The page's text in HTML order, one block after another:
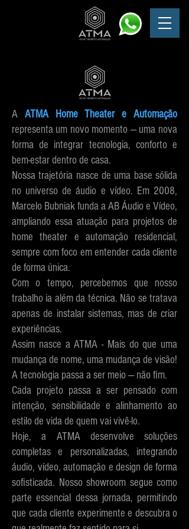
A ATMA Home Theater e Automação
representa um novo momento — uma nova
forma de integrar tecnologia, conforto e
bem-estar dentro de casa.
Nossa trajetória nasce de uma base sólida
no universo de áudio e vídeo. Em 2008,
Marcelo Bubniak funda a AB Áudio e Vídeo,
ampliando essa atuação para projetos de
home theater e automação residencial,
sempre com foco em entender cada cliente
de forma única.
Com o tempo, percebemos que nosso
trabalho ia além da técnica. Não se tratava
apenas de instalar sistemas, mas de criar
experiências.
Assim nasce a ATMA - Mais do que uma
mudança de nome, uma mudança de visão!
A tecnologia passa a ser meio — não fim.
Cada projeto passa a ser pensado com
intenção, sensibilidade e alinhamento ao
estilo de vida de quem vai vivê-lo.
Hoje, a ATMA desenvolve soluções
completas e personalizadas, integrando
áudio, vídeo, automação e design de forma
sofisticada. Nosso showroom segue como
parte essencial dessa jornada, permitindo
que cada cliente experimente e descubra o